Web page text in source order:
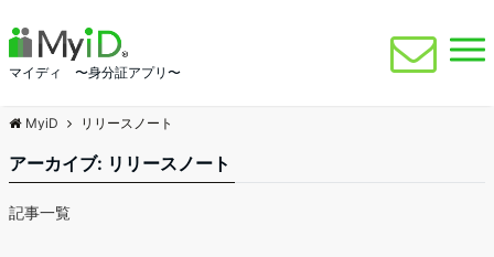
マイディ 〜身分証アプリ〜
MyiD リリースノート
アーカイブ: リリースノート
記事一覧